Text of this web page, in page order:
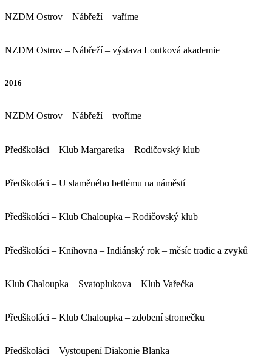
NZDM Ostrov – Nábřeží – vaříme
NZDM Ostrov – Nábřeží – výstava Loutková akademie
2016
NZDM Ostrov – Nábřeží – tvoříme
Předškoláci – Klub Margaretka – Rodičovský klub
Předškoláci – U slaměného betlému na náměstí
Předškoláci – Klub Chaloupka – Rodičovský klub
Předškoláci – Knihovna – Indiánský rok – měsíc tradic a zvyků
Klub Chaloupka – Svatoplukova – Klub Vařečka
Předškoláci – Klub Chaloupka – zdobení stromečku
Předškoláci – Vystoupení Diakonie Blanka